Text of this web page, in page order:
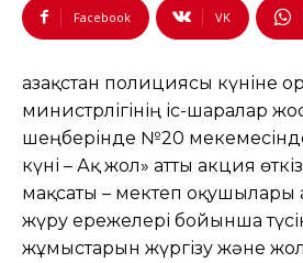
Facebook VK
Қазақстан полициясы күніне
министрлігінің іс-шаралар
шеңберінде №20 мекемесінде
күні – Ақ жол» атты акция
мақсаты – мектеп
жүру ережелері бойынша
жұмыстарын жүргізу және жол